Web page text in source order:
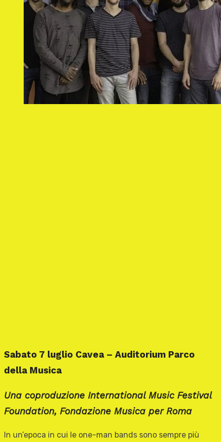
Sabato 7 luglio Cavea – Auditorium Parco
della Musica
Una coproduzione International Music Festival
Foundation, Fondazione Musica per Roma
In un’epoca in cui le one-man bands sono sempre più